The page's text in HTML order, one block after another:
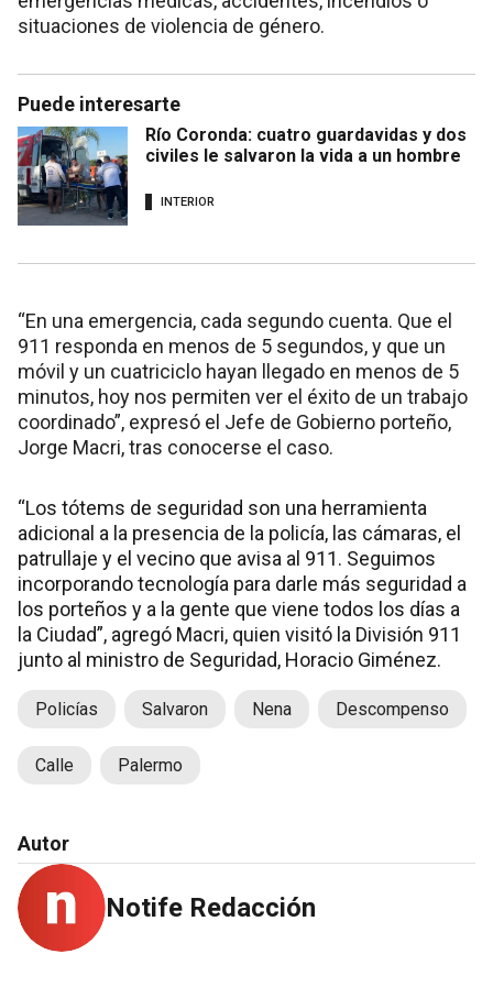
situaciones de violencia de género.
Puede interesarte
Río Coronda: cuatro guardavidas y dos
civiles le salvaron la vida a un hombre
INTERIOR
“En una emergencia, cada segundo cuenta. Que el
911 responda en menos de 5 segundos, y que un
móvil y un cuatriciclo hayan llegado en menos de 5
minutos, hoy nos permiten ver el éxito de un trabajo
coordinado”, expresó el Jefe de Gobierno porteño,
Jorge Macri, tras conocerse el caso.
“Los tótems de seguridad son una herramienta
adicional a la presencia de la policía, las cámaras, el
patrullaje y el vecino que avisa al 911. Seguimos
incorporando tecnología para darle más seguridad a
los porteños y a la gente que viene todos los días a
la Ciudad”, agregó Macri, quien visitó la División 911
junto al ministro de Seguridad, Horacio Giménez.
Policías Salvaron Nena Descompenso
Calle Palermo
Autor
Notife Redacción